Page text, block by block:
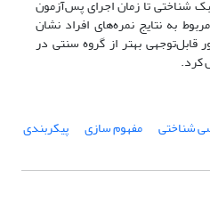
شناختی تا زمان اجرای پس‌آزمون
به نتایج نمره‌های افراد نشان
بهتر از گروه سنتی در
کرد.
شناختی مفهوم سازی پیکربندی